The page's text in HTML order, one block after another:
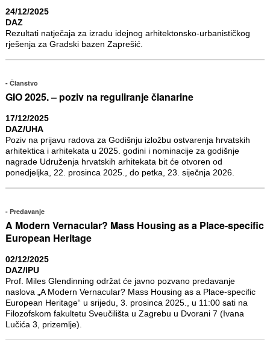
24/12/2025
DAZ
Rezultati natječaja za izradu idejnog arhitektonsko-urbanističkog
rješenja za Gradski bazen Zaprešić.
Članstvo
GIO 2025. – poziv na reguliranje članarine
17/12/2025
DAZ/UHA
Poziv na prijavu radova za Godišnju izložbu ostvarenja hrvatskih
arhitektica i arhitekata u 2025. godini i nominacije za godišnje
nagrade Udruženja hrvatskih arhitekata bit će otvoren od
ponedjeljka, 22. prosinca 2025., do petka, 23. siječnja 2026.
Predavanje
A Modern Vernacular? Mass Housing as a Place-specific
European Heritage
02/12/2025
DAZ/IPU
Prof. Miles Glendinning održat će javno pozvano predavanje
naslova „A Modern Vernacular? Mass Housing as a Place-specific
European Heritage“ u srijedu, 3. prosinca 2025., u 11:00 sati na
Filozofskom fakultetu Sveučilišta u Zagrebu u Dvorani 7 (Ivana
Lučića 3, prizemlje).